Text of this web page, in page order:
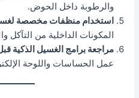
والرطوبة داخل الحوض.
استخدام منظفات مخصصة
المكونات الداخلية من التآكل
مراجعة برامج الغسيل الذكية
عمل الحساسات واللوحة